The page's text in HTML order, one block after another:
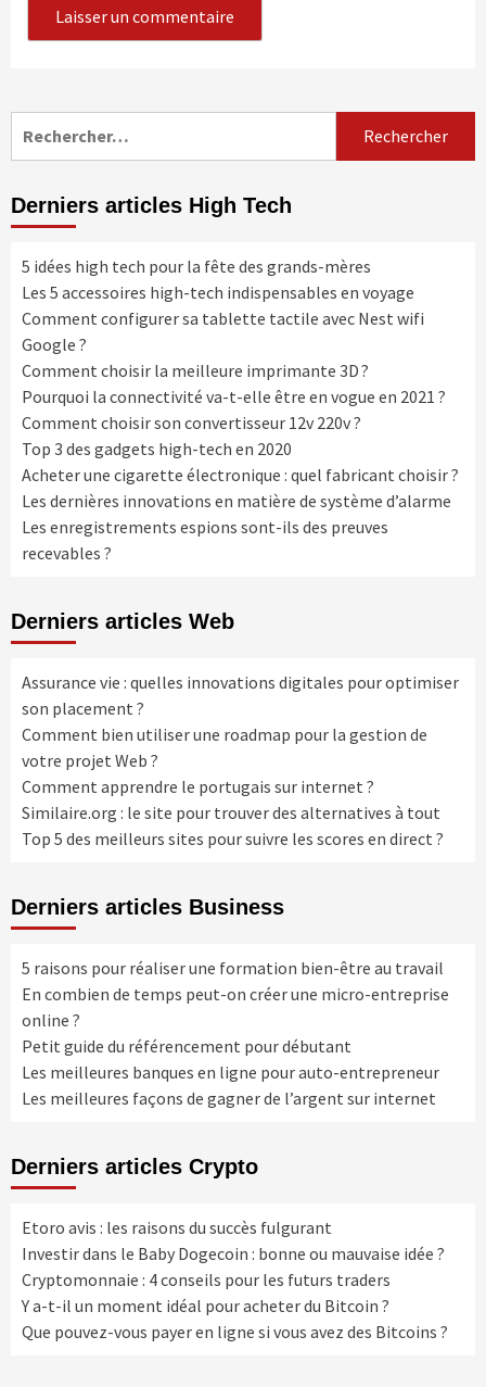
Derniers articles High Tech
5 idées high tech pour la fête des grands-mères
Les 5 accessoires high-tech indispensables en voyage
Comment configurer sa tablette tactile avec Nest wifi
Google ?
Comment choisir la meilleure imprimante 3D ?
Pourquoi la connectivité va-t-elle être en vogue en 2021 ?
Comment choisir son convertisseur 12v 220v ?
Top 3 des gadgets high-tech en 2020
Acheter une cigarette électronique : quel fabricant choisir ?
Les dernières innovations en matière de système d’alarme
Les enregistrements espions sont-ils des preuves
recevables ?
Derniers articles Web
Assurance vie : quelles innovations digitales pour optimiser
son placement ?
Comment bien utiliser une roadmap pour la gestion de
votre projet Web ?
Comment apprendre le portugais sur internet ?
Similaire.org : le site pour trouver des alternatives à tout
Top 5 des meilleurs sites pour suivre les scores en direct ?
Derniers articles Business
5 raisons pour réaliser une formation bien-être au travail
En combien de temps peut-on créer une micro-entreprise
online ?
Petit guide du référencement pour débutant
Les meilleures banques en ligne pour auto-entrepreneur
Les meilleures façons de gagner de l’argent sur internet
Derniers articles Crypto
Etoro avis : les raisons du succès fulgurant
Investir dans le Baby Dogecoin : bonne ou mauvaise idée ?
Cryptomonnaie : 4 conseils pour les futurs traders
Y a-t-il un moment idéal pour acheter du Bitcoin ?
Que pouvez-vous payer en ligne si vous avez des Bitcoins ?